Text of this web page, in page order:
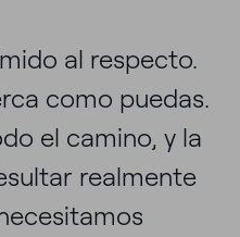
al respecto.
como puedas.
el camino, y la
realmente